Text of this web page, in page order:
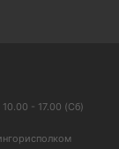
- 17.00 (Сб)